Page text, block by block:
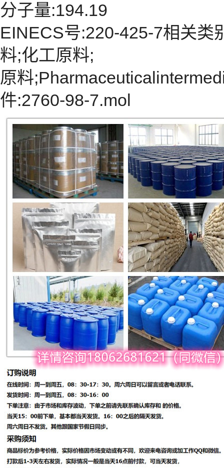
分子量:194.19
EINECS号:220-425-7相关类
料;化工原料;
原料
件:2760-98-7.mol